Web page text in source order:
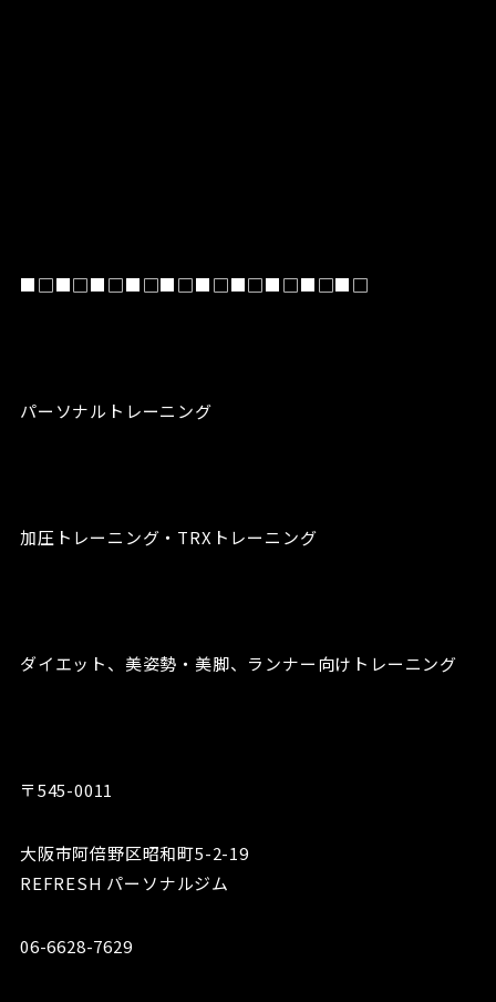
■□■□■□■□■□■□■□■□■□■□
パーソナルトレーニング
加圧トレーニング・TRXトレーニング
ダイエット、美姿勢・美脚、ランナー向けトレーニング
〒545-0011
大阪市阿倍野区昭和町5-2-19
REFRESH パーソナルジム
06-6628-7629